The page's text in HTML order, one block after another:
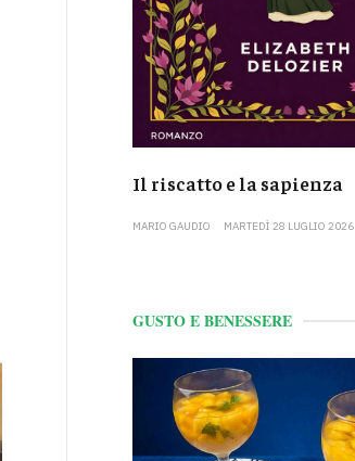
Il riscatto e la sapienza
MARIO GAUDIO MARTEDÌ 28 LUGLIO 2026
GUSTO E BENESSERE